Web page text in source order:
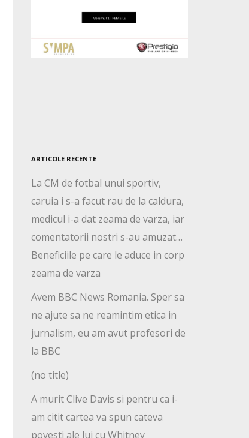
ARTICOLE RECENTE
La CM de fotbal unui sportiv,
caruia i s-a facut rau de la caldura,
medicul i-a dat zeama de varza, iar
comentatorii nostri s-au amuzat…
Beneficiile pe care le aduce in corp
zeama de varza
Avem BBC News Romania. Sper sa
ne ajute sa ne reamintim etica in
jurnalism, eu am avut profesori de
la BBC
(no title)
A murit Clive Davis si pentru ca i-
am citit cartea va spun cateva
povesti ale lui cu Whitney